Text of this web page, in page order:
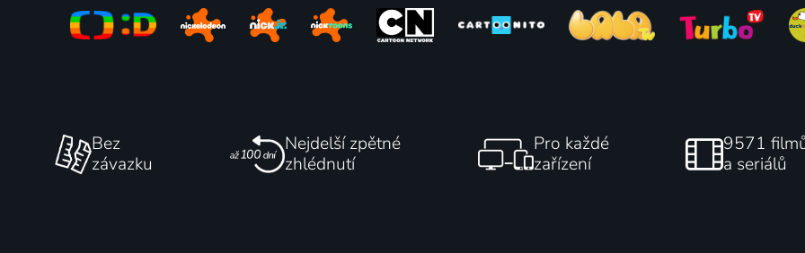
Bez
závazku
Nejdelší zpětné
zhlédnutí
Pro každé
zařízení
9571
a seriálů